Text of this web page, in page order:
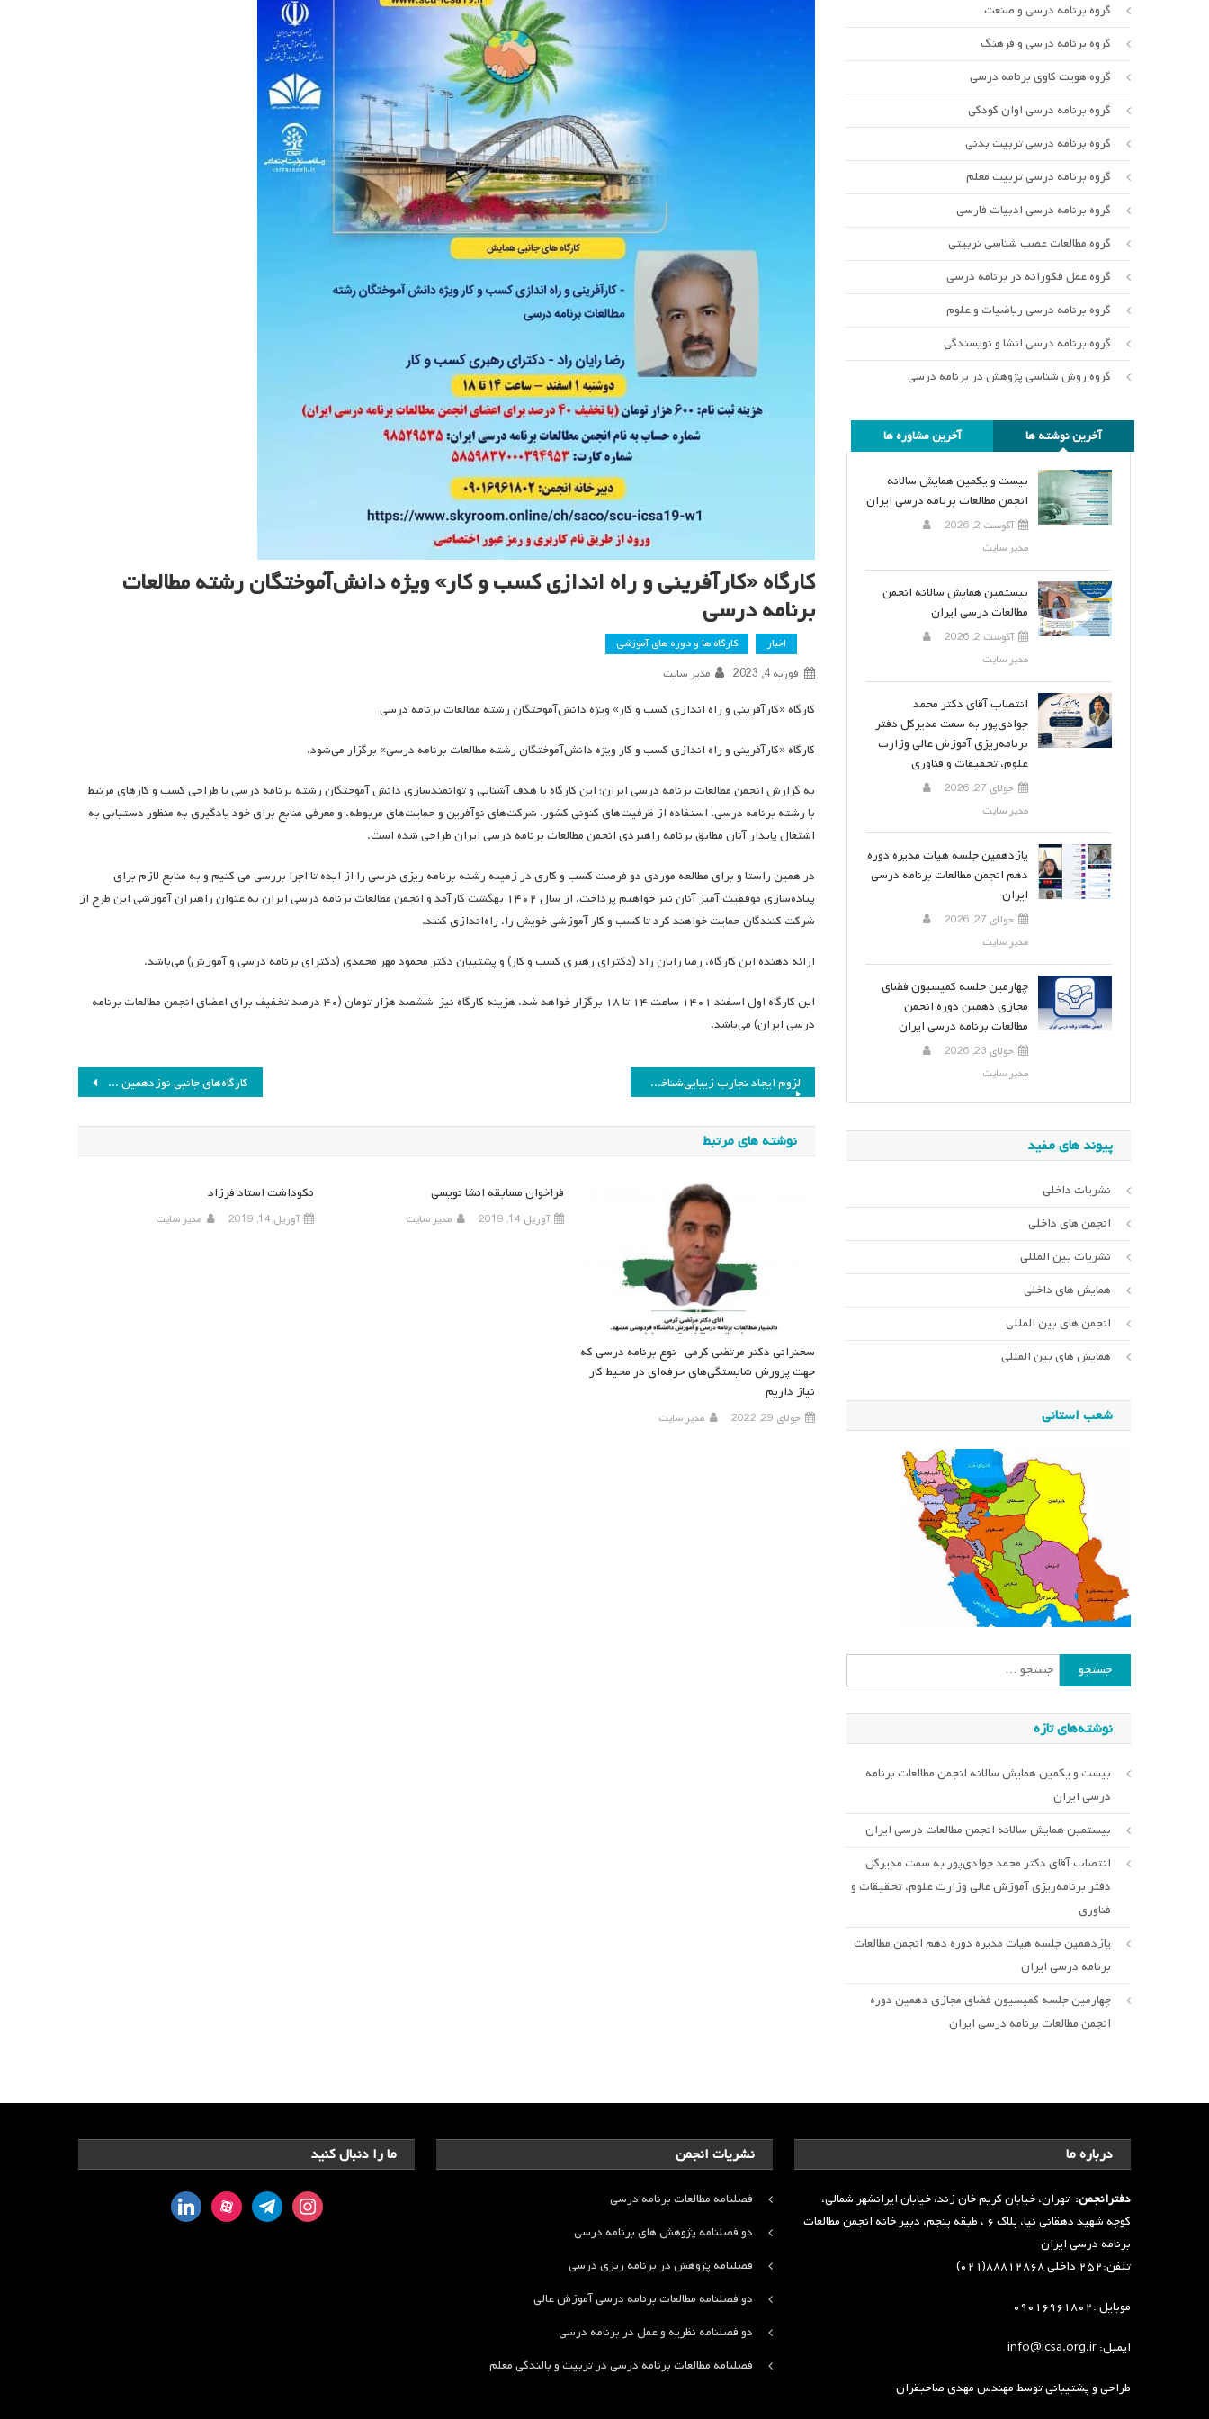
کارگاه «کارآفرینی و راه اندازی کسب و کار» ویژه دانش‌آموختگان رشته مطالعات
برنامه درسی
اخبار کارگاه ها و دوره های آموزشی
فوریه 4, 2023 مدیر سایت
کارگاه «کارآفرینی و راه اندازی کسب و کار» ویژه دانش‌آموختگان رشته مطالعات برنامه درسی
کارگاه «کارآفرینی و راه اندازی کسب و کار ویژه دانش‌آموختگان رشته مطالعات برنامه درسی» برگزار می‌شود.
به گزارش انجمن مطالعات برنامه درسی ایران؛ این کارگاه با هدف آشنایی و توانمندسازی دانش آموختگان رشته برنامه درسی با طراحی کسب و کارهای مرتبط
با رشته برنامه درسی، استفاده از ظرفیت‌های کنونی کشور، شرکت‌های نوآفرین و حمایت‌های مربوطه، و معرفی منابع برای خود یادگیری به منظور دستیابی به
اشتغال پایدار آنان مطابق برنامه راهبردی انجمن مطالعات برنامه درسی ایران طراحی شده است.
در همین راستا و برای مطالعه موردی دو فرصت کسب و کاری در زمینه رشته برنامه ریزی درسی را از ایده تا اجرا بررسی می کنیم و به منابع لازم برای
پیاده‌سازی موفقیت آمیز آنان نیز خواهیم پرداخت. از سال ۱۴۰۲ بهگشت کارآمد و انجمن مطالعات برنامه درسی ایران به عنوان راهبران آموزشی این طرح از
شرکت کنندگان حمایت خواهند کرد تا کسب و کار آموزشی خویش را، راه‌اندازی کنند.
ارائه دهنده این کارگاه، رضا رایان راد (دکترای رهبری کسب و کار) و پشتیبان دکتر محمود مهر محمدی (دکترای برنامه درسی و آموزش) می‌‌باشد.
این کارگاه اول اسفند ۱۴۰۱ ساعت ۱۴ تا ۱۸ برگزار خواهد شد. هزینه کارگاه نیز ششصد هزار تومان (۴۰ درصد تخفیف برای اعضای انجمن مطالعات برنامه
درسی ایران) می‌‌باشد.
راهبری
نوشته
کارگاه‌های جانبی نوزدهمین همایش انجمن برنامه درسی ایران لزوم ایجاد تجارب زیبایی‌شناختی از طریق فرایندهای تربیتی
نوشته های مرتبط
نکوداشت استاد فرزاد
آوریل 14, 2019 مدیر سایت
فراخوان مسابقه انشا نویسی
آوریل 14, 2019 مدیر سایت
سخنرانی دکتر مرتضی کرمی-نوع برنامه درسی که
جهت پرورش شایستگی‌های حرفه‌ای در محیط کار
نیاز داریم
جولای 29, 2022 مدیر سایت
گروه برنامه درسی و صنعت
گروه برنامه درسی و فرهنگ
گروه هویت کاوی برنامه درسی
گروه برنامه درسی اوان کودکی
گروه برنامه درسی تربیت بدنی
گروه برنامه درسی تربیت معلم
گروه برنامه درسی ادبیات فارسی
گروه مطالعات عصب شناسی تربیتی
گروه عمل فکورانه در برنامه درسی
گروه برنامه درسی ریاضیات و علوم
گروه برنامه درسی انشا و نویسندگی
گروه روش شناسی پژوهش در برنامه درسی
آخرین نوشته ها آخرین مشاوره ها
بیست و یکمین همایش سالانه
انجمن مطالعات برنامه درسی ایران
آگوست 2, 2026
مدیر سایت
بیستمین همایش سالانه انجمن
مطالعات درسی ایران
آگوست 2, 2026
مدیر سایت
انتصاب آقای دکتر محمد
جوادی‌پور به سمت مدیرکل دفتر
برنامه‌ریزی آموزش عالی وزارت
علوم، تحقیقات و فناوری
جولای 27, 2026
مدیر سایت
یازدهمین جلسه هیات مدیره دوره
دهم انجمن مطالعات برنامه درسی
ایران
جولای 27, 2026
مدیر سایت
چهارمین جلسه کمیسیون فضای
مجازی دهمین دوره انجمن
مطالعات برنامه درسی ایران
جولای 23, 2026
مدیر سایت
پیوند های مفید
نشریات داخلی
انجمن های داخلی
نشریات بین المللی
همایش های داخلی
انجمن های بین المللی
همایش های بین المللی
شعب استانی
جستجو
برای:
نوشته‌های تازه
بیست و یکمین همایش سالانه انجمن مطالعات برنامه
درسی ایران
بیستمین همایش سالانه انجمن مطالعات درسی ایران
انتصاب آقای دکتر محمد جوادی‌پور به سمت مدیرکل
دفتر برنامه‌ریزی آموزش عالی وزارت علوم، تحقیقات و
فناوری
یازدهمین جلسه هیات مدیره دوره دهم انجمن مطالعات
برنامه درسی ایران
چهارمین جلسه کمیسیون فضای مجازی دهمین دوره
انجمن مطالعات برنامه درسی ایران
ما را دنبال کنید
instagram
telegram
aparat
linkedin
نشریات انجمن
فصلنامه مطالعات برنامه درسی
دو فصلنامه پژوهش های برنامه درسی
فصلنامه پژوهش در برنامه ریزی درسی
دو فصلنامه مطالعات برنامه درسی آموزش عالی
دو فصلنامه نظریه و عمل در برنامه درسی
فصلنامه مطالعات برنامه درسی در تربیت و بالندگی معلم
درباره ما
دفترانجمن: تهران، خیابان کریم خان زند، خیابان ایرانشهر شمالی،
کوچه شهید دهقانی نیا، پلاک ۶ ، طبقه پنجم، دبیر خانه انجمن مطالعات
برنامه درسی ایران
تلفن:۲۵۲ داخلی ۸۸۸۱۲۸۶۸(۰۲۱)
موبایل :۰۹۰۱۶۹۶۱۸۰۲
ایمیل: info@icsa.org.ir
طراحی و پشتیبانی توسطمهندس مهدی صاحبقران